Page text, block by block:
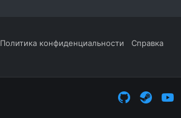
Политика конфиденциальности Справка